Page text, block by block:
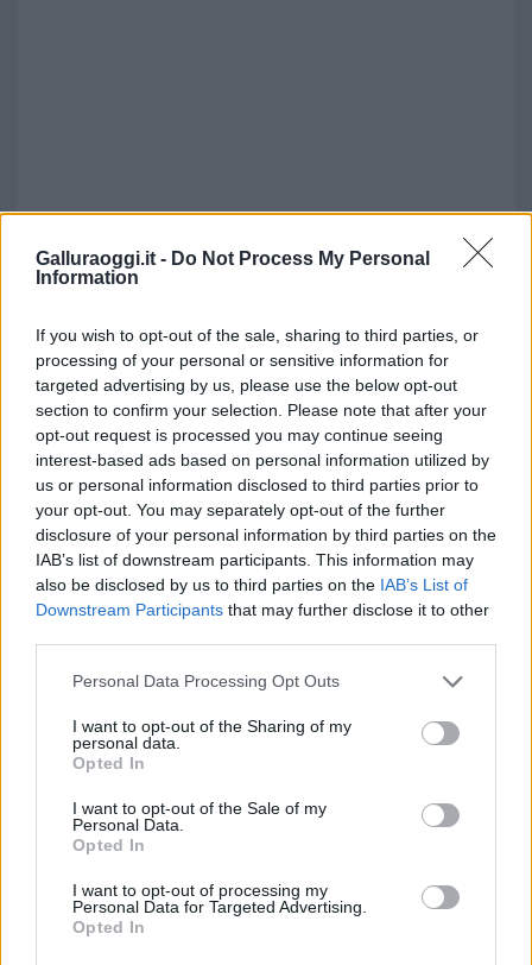
Galluraoggi.it - Do Not Process My Personal
Information
If you wish to opt-out of the sale, sharing to third parties, or
processing of your personal or sensitive information for
targeted advertising by us, please use the below opt-out
section to confirm your selection. Please note that after your
opt-out request is processed you may continue seeing
interest-based ads based on personal information utilized by
us or personal information disclosed to third parties prior to
your opt-out. You may separately opt-out of the further
disclosure of your personal information by third parties on the
IAB’s list of downstream participants. This information may
also be disclosed by us to third parties on the IAB’s List of
Downstream Participants that may further disclose it to other
Please note that this website/app uses one or more Google
not limited to your visit or usage behaviour. You may click to
grant or deny consent to Google and its third-party tags to
use your data for below specified purposes in below Google
consent section.
Personal Data Processing Opt Outs
I want to opt-out of the Sharing of my
personal data.
Opted In
I want to opt-out of the Sale of my
Personal Data.
Opted In
I want to opt-out of processing my
Personal Data for Targeted Advertising.
Opted In
Vuoi rimuovere le pubblicità nazionali?
Puoi abbonarti asoli € 1,10 al mese
Sei già abbonato?
Puoi effettuare l'accesso andando nella
cliccandoqui